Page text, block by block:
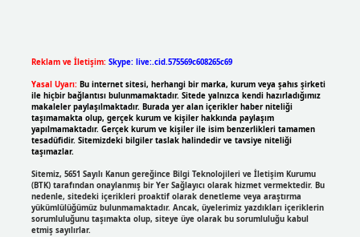
Reklam ve İletişim: Skype: live:.cid.575569c608265c69
Yasal Uyarı: Bu internet sitesi, herhangi bir marka, kurum veya şahıs şirketi
ile hiçbir bağlantısı bulunmamaktadır. Sitede yalnızca kendi hazırladığımız
makaleler paylaşılmaktadır. Burada yer alan içerikler haber niteliği
taşımamakta olup, gerçek kurum ve kişiler hakkında paylaşım
yapılmamaktadır. Gerçek kurum ve kişiler ile isim benzerlikleri tamamen
tesadüfidir. Sitemizdeki bilgiler taslak halindedir ve tavsiye niteliği
taşımazlar.
Sitemiz, 5651 Sayılı Kanun gereğince Bilgi Teknolojileri ve İletişim Kurumu
(BTK) tarafından onaylanmış bir Yer Sağlayıcı olarak hizmet vermektedir. Bu
nedenle, sitedeki içerikleri proaktif olarak denetleme veya araştırma
yükümlülüğümüz bulunmamaktadır. Ancak, üyelerimiz yazdıkları içeriklerin
sorumluluğunu taşımakta olup, siteye üye olarak bu sorumluluğu kabul
etmiş sayılırlar.